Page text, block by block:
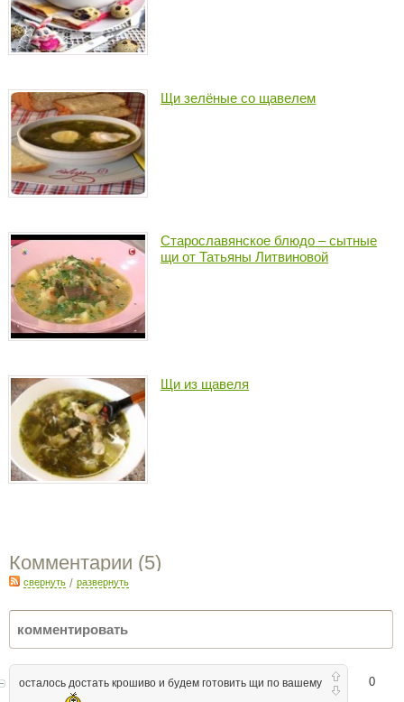
Щи зелёные со щавелем
Старославянское блюдо – сытные
щи от Татьяны Литвиновой
Щи из щавеля
Комментарии (5)
свернуть / развернуть
0
осталось достать крошиво и будем готовить щи по вашему